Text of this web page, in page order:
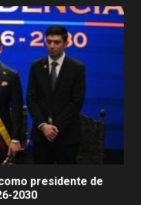
presidente de
2030